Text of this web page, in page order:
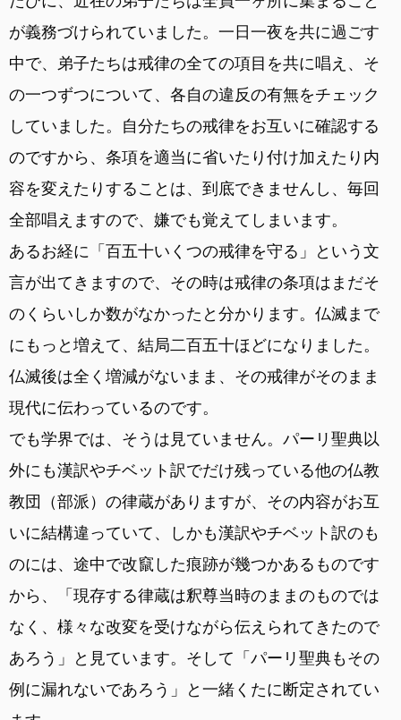
が義務づけられていました。一日一夜を共に過ごす
中で、弟子たちは戒律の全ての項目を共に唱え、そ
の一つずつについて、各自の違反の有無をチェック
していました。自分たちの戒律をお互いに確認する
のですから、条項を適当に省いたり付け加えたり内
容を変えたりすることは、到底できませんし、毎回
全部唱えますので、嫌でも覚えてしまいます。
あるお経に「百五十いくつの戒律を守る」という文
言が出てきますので、その時は戒律の条項はまだそ
のくらいしか数がなかったと分かります。仏滅まで
にもっと増えて、結局二百五十ほどになりました。
仏滅後は全く増減がないまま、その戒律がそのまま
現代に伝わっているのです。
でも学界では、そうは見ていません。パーリ聖典以
外にも漢訳やチベット訳でだけ残っている他の仏教
教団（部派）の律蔵がありますが、その内容がお互
いに結構違っていて、しかも漢訳やチベット訳のも
のには、途中で改竄した痕跡が幾つかあるものです
から、「現存する律蔵は釈尊当時のままのものでは
なく、様々な改変を受けながら伝えられてきたので
あろう」と見ています。そして「パーリ聖典もその
例に漏れないであろう」と一緒くたに断定されてい